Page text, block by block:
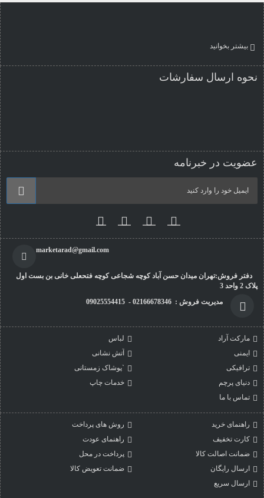
بیشتر بخوانید
نحوه ارسال سفارشات
عضویت در خبرنامه
marketarad@gmail.com
دفتر فروش:تهران میدان حسن آباد کوچه شجاعی کوچه فتحعلی خانی بن بست اول
پلاک 2 واحد 3
مدیریت فروش : 02166678346 - 09025554415
مارکت آراد
لباس
ایمنی
آتش نشانی
ترافیکی
`پوشاک زمستانی
دنیای پرچم
خدمات چاپ
تماس با ما
راهنمای خرید
روش های پرداخت
کارت تخفیف
راهنمای عودت
ضمانت اصالت کالا
پرداخت در محل
ارسال رایگان
ضمانت تعویض کالا
ارسال سریع